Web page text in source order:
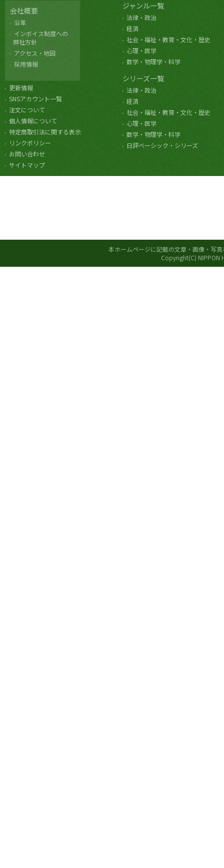
会社概要
沿革
インボイス制度への
弊社方針
アクセス・地図
採用情報
更新情報
SNSアカウント一覧
注文について
個人情報について
特定商取引法に関する表示
リンクポリシー
お問い合わせ
サイトマップ
ジャンル一覧
法律・政治
経済
社会・福祉・教育・文化・歴史
心理・医学
数学・物理学・科学
シリーズ一覧
法律・政治
経済
社会・福祉・教育・文化・歴史
心理・医学
数学・物理学・科学
日評ベーシック・シリーズ
本ホームページに記載の文章・画像・写
Copyright(C) NIPPON